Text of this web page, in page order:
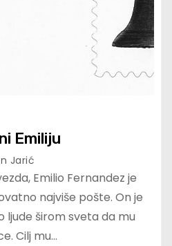
Emiliju
Jarić
Emilio Fernandez je
najviše pošte. On je
ljude širom sveta da mu
Cilj mu…